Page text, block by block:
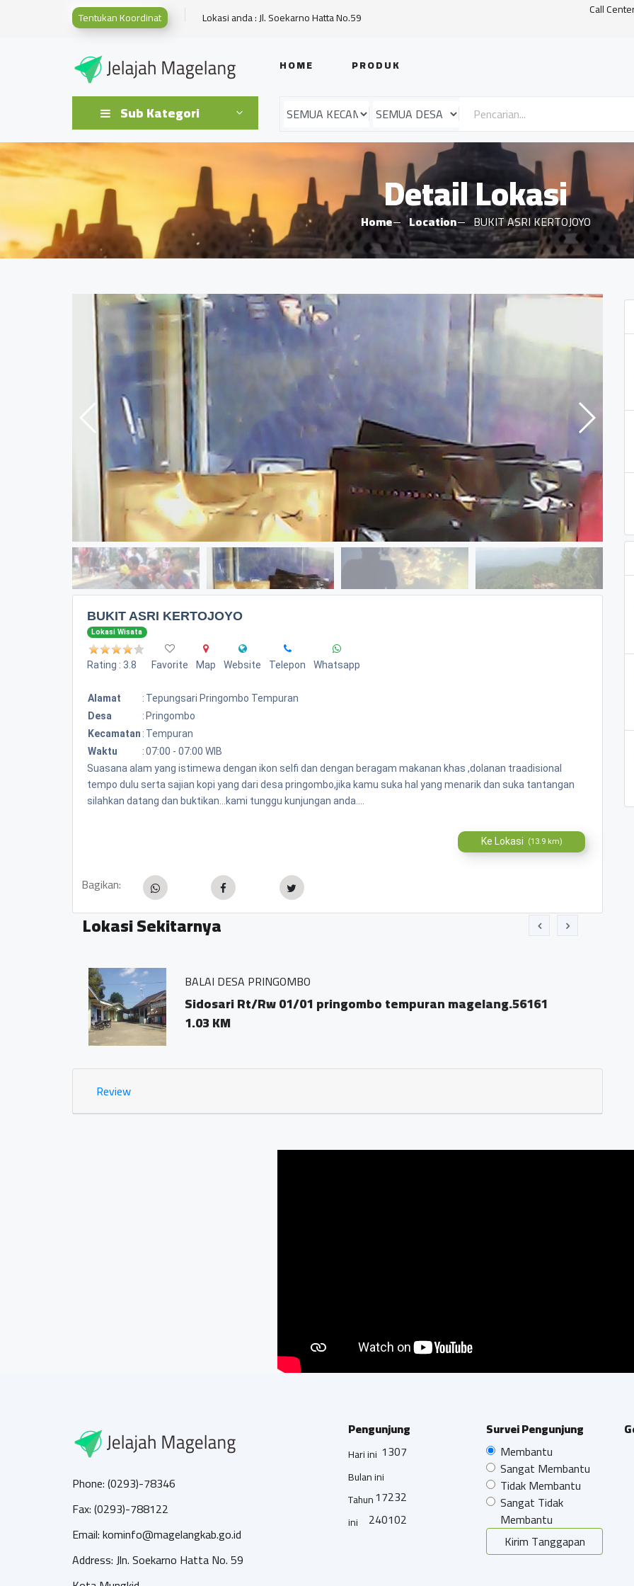
Tentukan Koordinat Lokasi anda : Jl. Soekarno Hatta No.59 Call
HOME PRODUK
Sub Kategori
Detail Lokasi
Home Location BUKIT ASRI KERTOJOYO
BUKIT ASRI KERTOJOYO
Lokasi Wisata
Rating : 3.8 Favorite Map Website Telepon Whatsapp
Alamat : Tepungsari Pringombo Tempuran
Desa
: Pringombo
Kecamatan : Tempuran
Waktu
:07:00 - 07:00 WIB
Suasana alam yang istimewa dengan ikon selfi dan dengan beragam makanan khas ,dolanan traadisional
tempo dulu serta sajian kopi yang dari desa pringombo,jika kamu suka hal yang menarik dan suka tantangan
silahkan datang dan buktikan...kami tunggu kunjungan anda....
Ke Lokasi (13.9 km)
Bagikan:
Lokasi Sekitarnya
BALAI DESA PRINGOMBO
Sidosari Rt/Rw 01/01 pringombo tempuran magelang.56161
1.03 KM
Review
Phone: (0293)-78346
Fax: (0293)-788122
Email: kominfo@magelangkab.go.id
Address: Jln. Soekarno Hatta No. 59
Pengunjung
Hari ini 1307
Bulan ini
17232
Tahun
ini
240102
Survei Pengunjung
Membantu
Sangat Membantu
Tidak Membantu
Sangat Tidak
Membantu
Kirim Tanggapan